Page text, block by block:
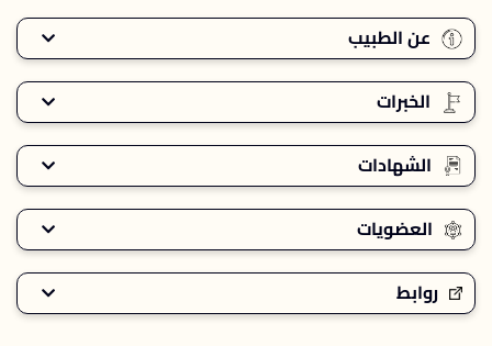
عن الطبيب
الخبرات
الشهادات
العضويات
روابط